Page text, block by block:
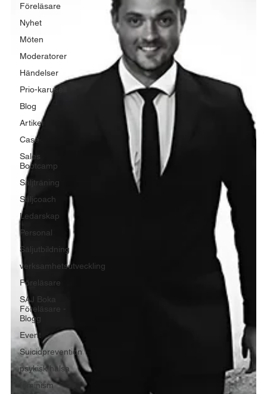
Föreläsare
Nyhet
Möten
Moderatorer
Händelser
Prio-karusell
Blog
Artikel
Case
Sales
Bootcamp
Säljträning
Säljcoach
Ledarskap
Personal
Säljutbildning
verksamhetsutveckling
Föreläsare
SAJ Boka
Föreläsare -
Blogg
Event
Suicidprevention
psykisk hälsa
feminism